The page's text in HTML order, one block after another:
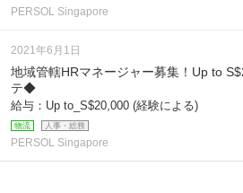
PERSOL Singapore
地域管轄HRマネージャー募集！Up to
テ◆
給与：Up to_S$20,000 (経験による)
物流 人事・総務
2021年6月1日
PERSOL Singapore